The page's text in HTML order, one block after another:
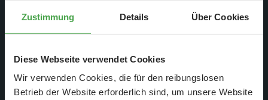
Zustimmung Details Über Cookies
Diese Webseite verwendet Cookies
Wir verwenden Cookies, die für den reibungslosen
Betrieb der Website erforderlich sind, um unsere Website